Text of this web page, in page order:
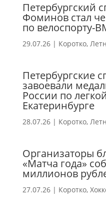
Петербургский
Фоминов стал
по велоспорту-
29.07.26| Коротко,
Петербургские
завоевали
России по
Екатеринбурге
28.07.26| Коротко,
Организаторы
«Матча года»
миллионов
27.07.26| Коротко,